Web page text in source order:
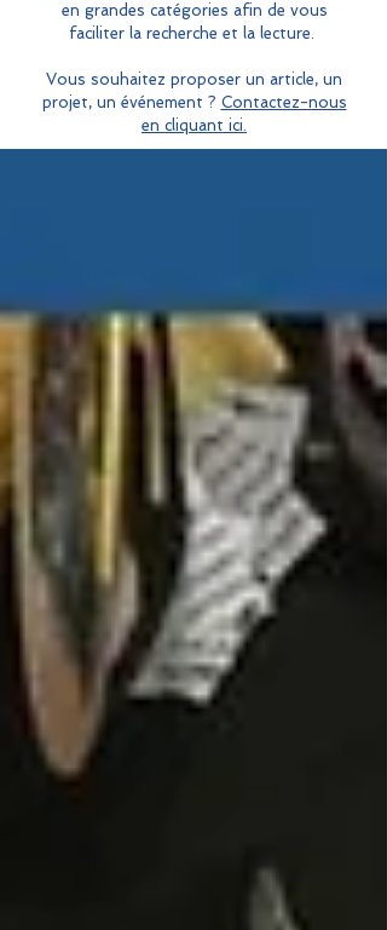
en grandes catégories afin de vous
faciliter la recherche et la lecture.
Vous souhaitez proposer un article, un
projet, un événement ? Contactez-nous
en cliquant ici.